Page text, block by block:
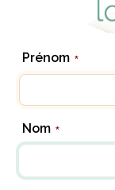
Prénom *
Nom *